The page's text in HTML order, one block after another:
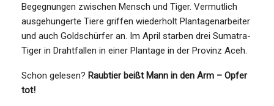
Begegnungen zwischen Mensch und Tiger. Vermutlich
ausgehungerte Tiere griffen wiederholt Plantagenarbeiter
und auch Goldschürfer an. Im April starben drei Sumatra-
Tiger in Drahtfallen in einer Plantage in der Provinz Aceh.
Schon gelesen? Raubtier beißt Mann in den Arm – Opfer
tot!